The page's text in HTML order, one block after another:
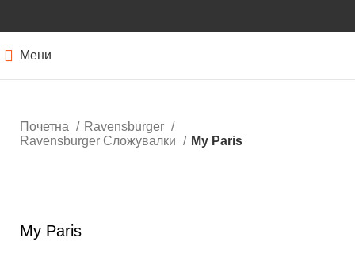
Мени
Почетна
Ravensburger
Ravensburger Сложувалки
My Paris
My Paris